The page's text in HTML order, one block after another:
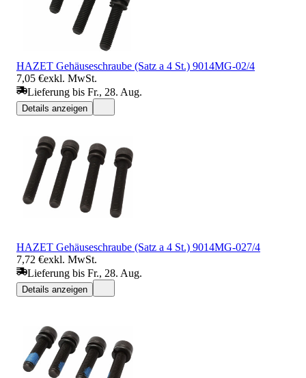
HAZET Gehäuseschraube (Satz a 4 St.) 9014MG-02/4
7,05 €exkl. MwSt.
Lieferung bis Fr., 28. Aug.
Details anzeigen
HAZET Gehäuseschraube (Satz a 4 St.) 9014MG-027/4
7,72 €exkl. MwSt.
Lieferung bis Fr., 28. Aug.
Details anzeigen